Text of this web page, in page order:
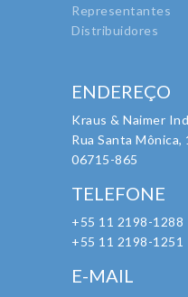
Representantes
Distribuidores
ENDEREÇO
Kraus & Naimer
Rua Santa Mônica,
06715-865
TELEFONE
+55 11 2198-1288
+55 11 2198-1251
E-MAIL